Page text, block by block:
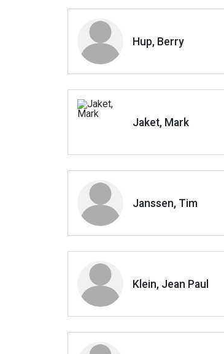
Hup, Berry
Jaket, Mark
Janssen, Tim
Klein, Jean Paul